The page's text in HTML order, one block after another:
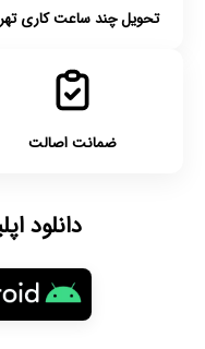
تحویل چند ساعت کاری
ضمانت اصالت
دانلود